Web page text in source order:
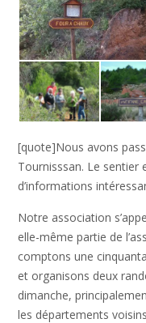
[quote]Nous avons
Tournisssan. Le
d’informations
Notre association
elle-même partie de
comptons une
et organisons deux
dimanche,
les départements